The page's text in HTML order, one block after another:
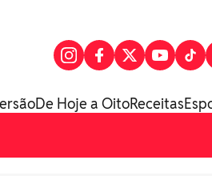
De Hoje a OitoReceitas